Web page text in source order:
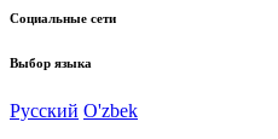
Социальные сети
Выбор языка
Русский O'zbek